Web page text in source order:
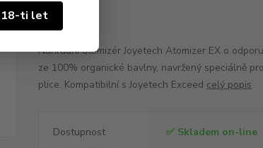
18-ti let
Náhradní atomizér Joyetech Atomizer EX o
ze 100% organické bavlny, navržený speciálně
plice. Kompatibilní s Joyetech Exceed celý popis
Dostupnost
✅ Skladem on-line